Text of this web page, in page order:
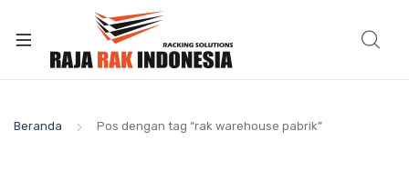
Beranda Pos dengan tag “rak warehouse pabrik”